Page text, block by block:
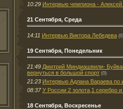
10:29 Интервью чемпиона -
21 Сентября, Среда
14:11 Интервью Виктора Лебедева
19 Сентября, Понедельник
21:49 Дмитрий Миндиашвили-
вернуться в большой спорт (0)
21:23 Интервью Адлана Вараева по
08:37 У России 2 золота,1 серебро
18 Сентября, Воскресенье